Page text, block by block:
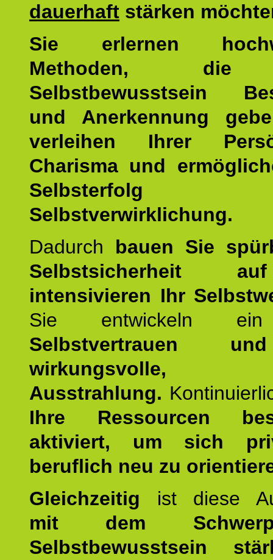
dauerhaft stärken
Sie erlernen
Methoden, die
Selbstbewusstsein
und Anerkennung
verleihen Ihrer
Charisma und
Selbstverwirklichung.
Dadurch bauen Sie
Selbstsicherheit
intensivieren Ihr
Sie entwickeln ein
Selbstvertrauen
wirkungsvolle,
Ausstrahlung.
Ihre Ressourcen
aktiviert, um sich
beruflich neu zu
Gleichzeitig ist diese
mit dem
Selbstbewusstsein